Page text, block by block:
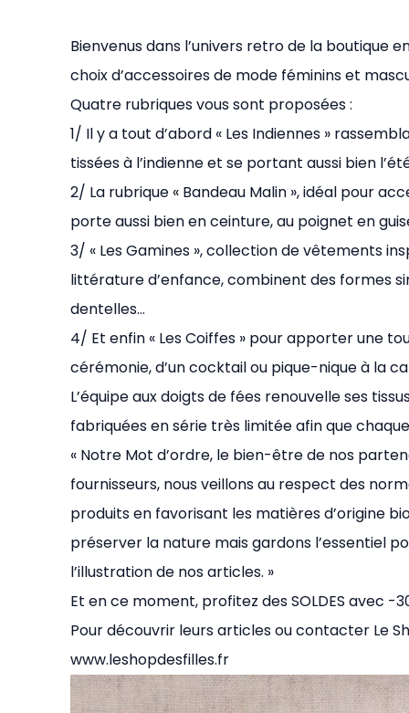
Bienvenus dans l’univers retro de la boutique
choix d’accessoires de mode féminins et
Quatre rubriques vous sont proposées :
1/ Il y a tout d’abord « Les Indiennes »
tissées à l’indienne et se portant aussi bien
2/ La rubrique « Bandeau Malin », idéal pour
porte aussi bien en ceinture, au poignet en
3/ « Les Gamines », collection de vêtements
littérature d’enfance, combinent des formes
dentelles…
4/ Et enfin « Les Coiffes » pour apporter une
cérémonie, d’un cocktail ou pique-nique à la
L’équipe aux doigts de fées renouvelle ses
fabriquées en série très limitée afin que
« Notre Mot d’ordre, le bien-être de nos
fournisseurs, nous veillons au respect des
produits en favorisant les matières d’origine
préserver la nature mais gardons l’essentiel
l’illustration de nos articles. »
Et en ce moment, profitez des SOLDES avec
Pour découvrir leurs articles ou contacter Le
www.leshopdesfilles.fr